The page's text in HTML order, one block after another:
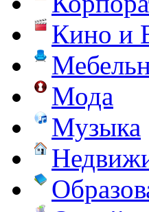
Кино и
Мода
Музыка